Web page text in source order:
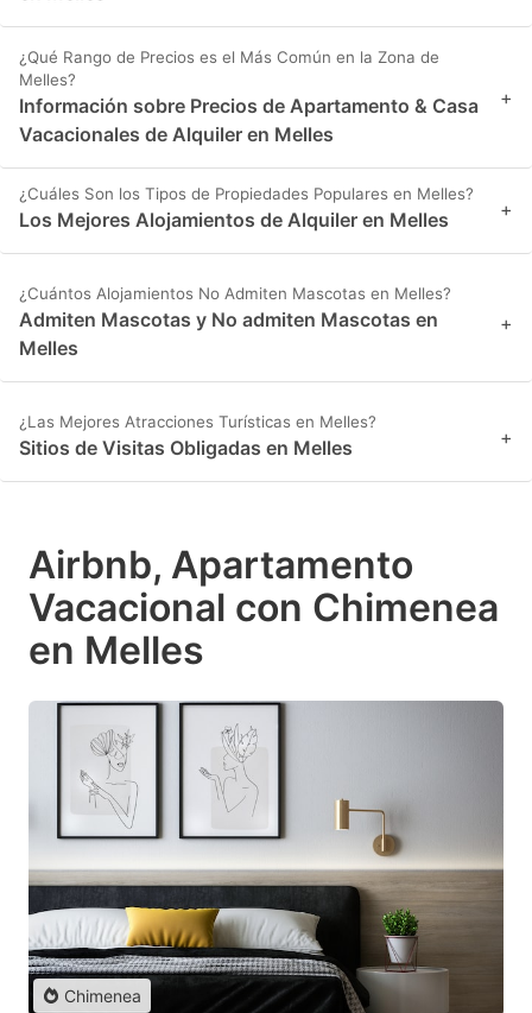
¿Qué Rango de Precios es el Más Común en la Zona de
Melles?
Información sobre Precios de Apartamento & Casa
Vacacionales de Alquiler en Melles
+
¿Cuáles Son los Tipos de Propiedades Populares en Melles?
Los Mejores Alojamientos de Alquiler en Melles +
¿Cuántos Alojamientos No Admiten Mascotas en Melles?
Admiten Mascotas y No admiten Mascotas en
Melles
+
¿Las Mejores Atracciones Turísticas en Melles?
Sitios de Visitas Obligadas en Melles +
Airbnb, Apartamento
Vacacional con Chimenea
en Melles
Chimenea